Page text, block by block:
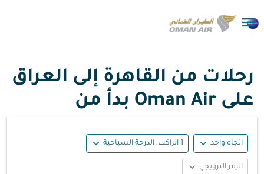

رحلات من القاهرة إلى العراق
على Oman Air بدأ من
اتجاه واحد expand_more 1 الراكب, الدرجة السياحية expand_more
الرمز الترويجي expand_more